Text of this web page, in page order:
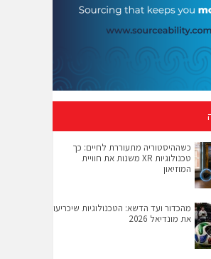
כשההיסטוריה מתעוררת לחיים: כך
טכנולוגיות XR משנות את חוויית
המוזיאון
מהכדור ועד הדשא: הטכנולוגיות שיכריעו
את מונדיאל 2026